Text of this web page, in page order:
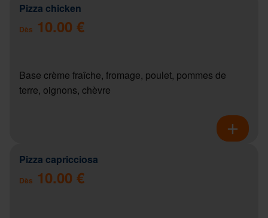
Pizza chicken
Dès 10.00 €
Base crème fraîche, fromage, poulet, pommes de
terre, oignons, chèvre
Pizza capricciosa
Dès 10.00 €